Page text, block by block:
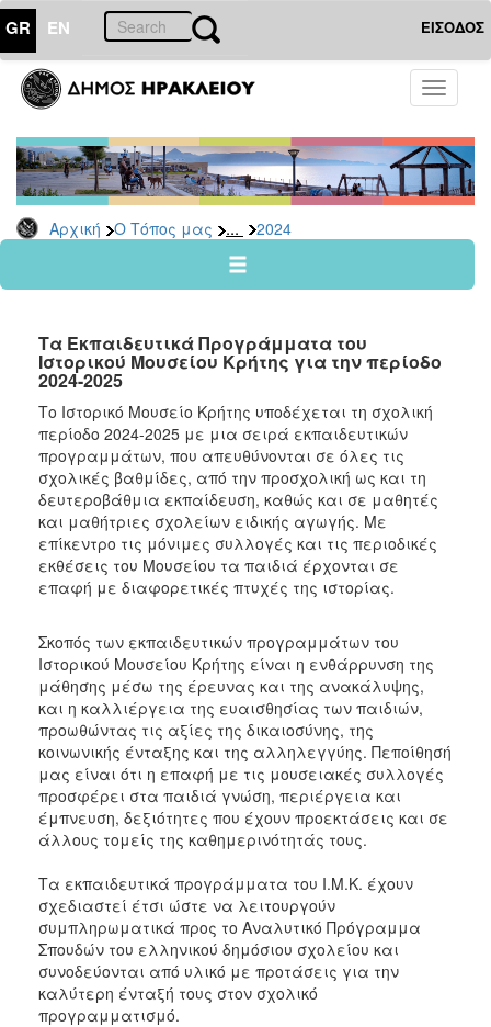
GR EN ΕΙΣΟΔΟΣ
Toggle
Αρχική Ο Τόπος μας ... 2024
ΤΟΠΟΣ
ΜΑΣ
Ανακοινώσεις
Αρχείο
2026
2024
2022
2021
2020
2019
2018
2017
2016
2015
2011
ΔΗΜΟΣ
ΠΟΛΙΤΙΣΜΟΣ
ΑΝΘΕΚΤΙΚΗ
ΠΟΛΗ
Τα Εκπαιδευτικά Προγράμματα του
Ιστορικού Μουσείου Κρήτης για την περίοδο
2024-2025
Το Ιστορικό Μουσείο Κρήτης υποδέχεται τη σχολική
περίοδο 2024-2025 με μια σειρά εκπαιδευτικών
προγραμμάτων, που απευθύνονται σε όλες τις
σχολικές βαθμίδες, από την προσχολική ως και τη
δευτεροβάθμια εκπαίδευση, καθώς και σε μαθητές
και μαθήτριες σχολείων ειδικής αγωγής. Με
επίκεντρο τις μόνιμες συλλογές και τις περιοδικές
εκθέσεις του Μουσείου τα παιδιά έρχονται σε
επαφή με διαφορετικές πτυχές της ιστορίας.
Σκοπός των εκπαιδευτικών προγραμμάτων του
Ιστορικού Μουσείου Κρήτης είναι η ενθάρρυνση της
μάθησης μέσω της έρευνας και της ανακάλυψης,
και η καλλιέργεια της ευαισθησίας των παιδιών,
προωθώντας τις αξίες της δικαιοσύνης, της
κοινωνικής ένταξης και της αλληλεγγύης. Πεποίθησή
μας είναι ότι η επαφή με τις μουσειακές συλλογές
προσφέρει στα παιδιά γνώση, περιέργεια και
έμπνευση, δεξιότητες που έχουν προεκτάσεις και σε
άλλους τομείς της καθημερινότητάς τους.
Τα εκπαιδευτικά προγράμματα του Ι.Μ.Κ. έχουν
σχεδιαστεί έτσι ώστε να λειτουργούν
συμπληρωματικά προς το Αναλυτικό Πρόγραμμα
Σπουδών του ελληνικού δημόσιου σχολείου και
συνοδεύονται από υλικό με προτάσεις για την
καλύτερη ένταξή τους στον σχολικό
προγραμματισμό.